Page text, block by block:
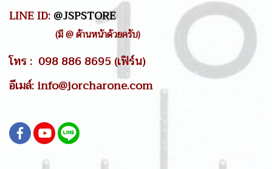
LINE ID:@JSPSTORE
(มี @ ด้านหน้าด้วยครับ)
โทร : 098 886 8695 (เฟิร์น)
อีเมล์: info@jorcharone.com